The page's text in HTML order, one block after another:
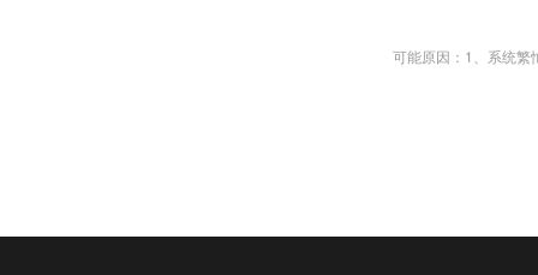
可能原因：1、系统繁